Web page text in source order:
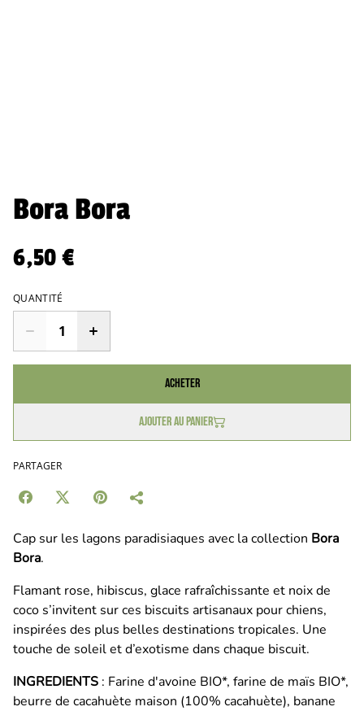
Bora Bora
6,50 €
QUANTITÉ
Acheter
Ajouter au panier
PARTAGER
Cap sur les lagons paradisiaques avec la collection Bora
Bora.
Flamant rose, hibiscus, glace rafraîchissante et noix de
coco s’invitent sur ces biscuits artisanaux pour chiens,
inspirées des plus belles destinations tropicales. Une
touche de soleil et d’exotisme dans chaque biscuit.
INGREDIENTS : Farine d'avoine BIO*, farine de maïs BIO*,
beurre de cacahuète maison (100% cacahuète), banane